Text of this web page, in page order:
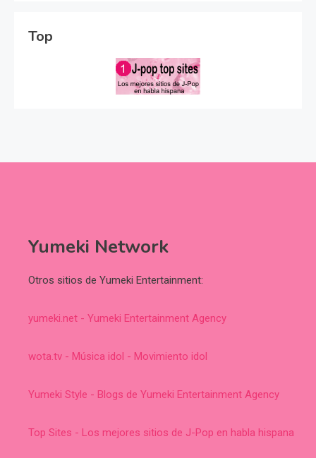
Top
Yumeki Network
Otros sitios de Yumeki Entertainment:
yumeki.net - Yumeki Entertainment Agency
wota.tv - Música idol - Movimiento idol
Yumeki Style - Blogs de Yumeki Entertainment Agency
Top Sites - Los mejores sitios de J-Pop en habla hispana